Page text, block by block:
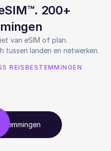
200+
van eSIM of plan.
tussen landen en netwerken.
REISBESTEMMINGEN